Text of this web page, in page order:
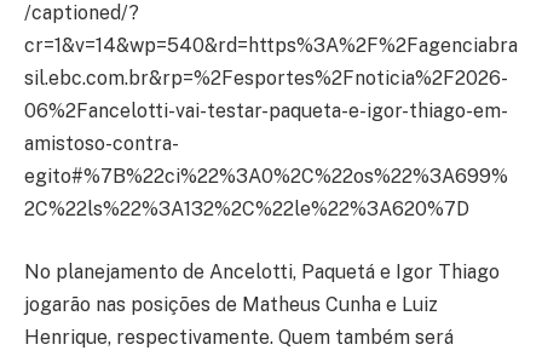
/captioned/?
cr=1&v=14&wp=540&rd=https%3A%2F%2Fagenciabra
sil.ebc.com.br&rp=%2Fesportes%2Fnoticia%2F2026-
06%2Fancelotti-vai-testar-paqueta-e-igor-thiago-em-
amistoso-contra-
egito#%7B%22ci%22%3A0%2C%22os%22%3A699%
2C%22ls%22%3A132%2C%22le%22%3A620%7D
No planejamento de Ancelotti, Paquetá e Igor Thiago
jogarão nas posições de Matheus Cunha e Luiz
Henrique, respectivamente. Quem também será